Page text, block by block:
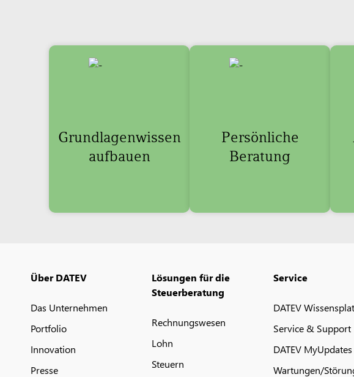
Grundlagenwissen
aufbauen
Persönliche
Beratung
Über DATEV
Das Unternehmen
Portfolio
Innovation
Presse
Lösungen für die
Steuerberatung
Rechnungswesen
Lohn
Steuern
Service
DATEV
Service & Support
DATEV MyUpdates
Wartungen/